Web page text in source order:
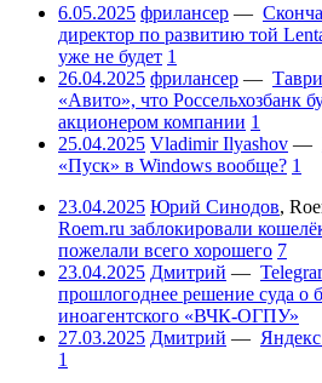
6.05.2025 фрилансер —
директор по развитию той
уже не будет 1
26.04.2025 фрилансер —
«Авито», что Россельхозбанк
акционером компании 1
25.04.2025 Vladimir Ilyashov —
«Пуск» в Windows вообще? 1
23.04.2025 Юрий Синодов,
Roem.ru заблокировали
пожелали всего хорошего 7
23.04.2025 Дмитрий —
прошлогоднее решение суда о
иноагентского «ВЧК-ОГПУ»
27.03.2025 Дмитрий —
1